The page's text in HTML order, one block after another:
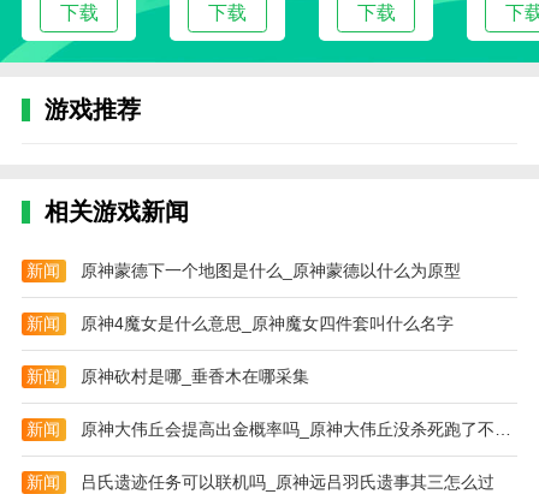
式，玩家可以根据自己的喜好选择不同的游戏模式，增
加了游戏的数量。
最新版本:2024年6月25日更新的v8.7.0。
下载 下载 下载 下
游戏推荐
相关游戏新闻
新闻 原神蒙德下一个地图是什么_原神蒙德以什么为原型
新闻 原神4魔女是什么意思_原神魔女四件套叫什么名字
新闻 原神砍村是哪_垂香木在哪采集
新闻
新闻 吕氏遗迹任务可以联机吗_原神远吕羽氏遗事其三怎么过